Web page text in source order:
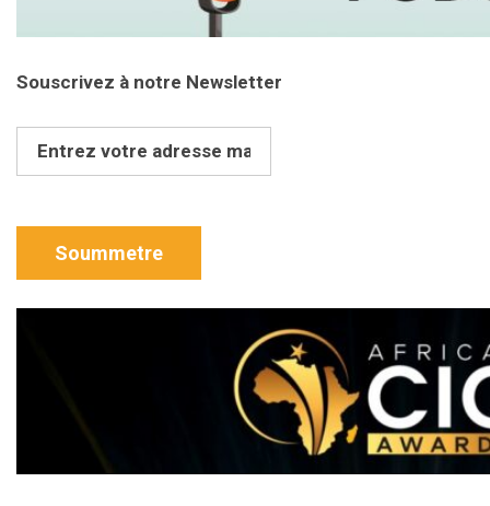
Souscrivez à notre Newsletter